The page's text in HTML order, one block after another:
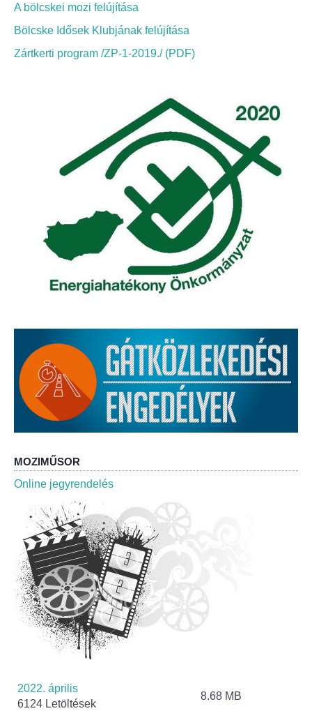
HIVATAL
Szervezeti felépítés
Nyomtatványok
Szabályzatok
ÖNKORMÁNYZAT
Képviselő-testület
Bizottságok
Bizottsági ülések
A helyi választási bizottság
Roma Nemzetiségi Önkormányzat
Roma Nemzetiségi Önkormányzat ülések
Rendeletek
Polgármesteri normatív határozatok
Önkormányzati támogatások
Szabályzatok
Pályázatok
A bölcskei mozi felújítása
Bölcske Idősek Klubjának felújítása
Zártkerti program /ZP-1-2019./ (PDF)
MOZIMŰSOR
Online jegyrendelés
2022. április
6124 Letöltések
8.68 MB